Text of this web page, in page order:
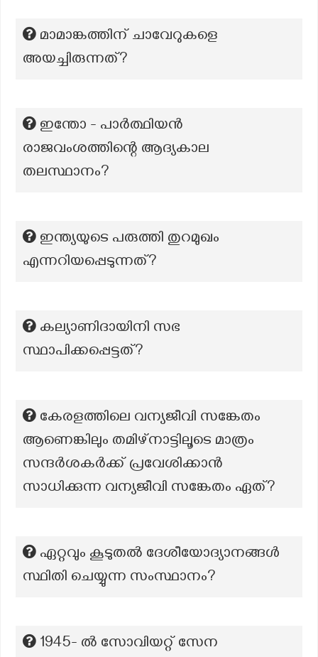
മാമാങ്കത്തിന് ചാവേറുകളെ
അയച്ചിരുന്നത്?
ഇന്തോ - പാർത്ഥിയൻ
രാജവംശത്തിന്റെ ആദ്യകാല
തലസ്ഥാനം?
ഇന്ത്യയുടെ പരുത്തി തുറമുഖം
എന്നറിയപ്പെടുന്നത്?
കല്യാണിദായിനി സഭ
സ്ഥാപിക്കപ്പെട്ടത്?
കേരളത്തിലെ വന്യജീവി സങ്കേതം
ആണെങ്കിലും തമിഴ്നാട്ടിലൂടെ മാത്രം
സന്ദർശകർക്ക് പ്രവേശിക്കാൻ
സാധിക്കുന്ന വന്യജീവി സങ്കേതം ഏത്?
ഏറ്റവും കൂടുതൽ ദേശീയോദ്യാനങ്ങൾ
സ്ഥിതി ചെയ്യുന്ന സംസ്ഥാനം?
1945- ൽ സോവിയറ്റ് സേന